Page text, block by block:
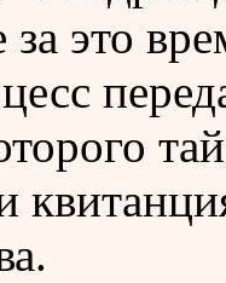
это